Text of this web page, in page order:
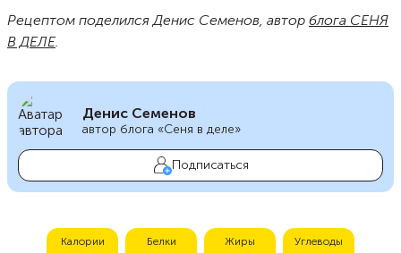
Рецептом поделился Денис Семенов, автор блога СЕНЯ
В ДЕЛЕ.
Денис Семенов
автор блога «Сеня в деле»
Подписаться
Калории Белки Жиры Углеводы